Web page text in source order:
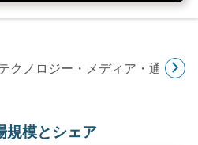
クノロジー・メディア・通信研
規模とシェア